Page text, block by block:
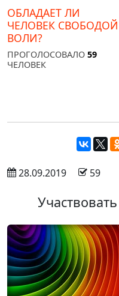
ОБЛАДАЕТ ЛИ
ЧЕЛОВЕК СВОБОДОЙ
ВОЛИ?
ПРОГОЛОСОВАЛО 59
ЧЕЛОВЕК
28.09.2019 59